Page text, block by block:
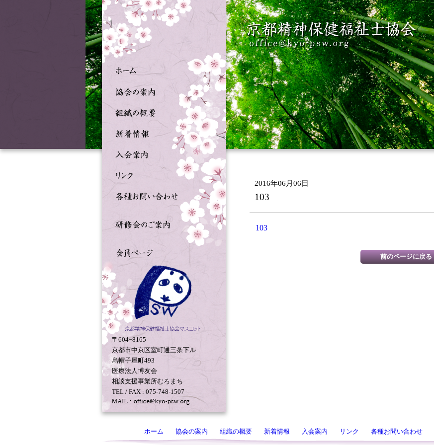
〒604−8165
京都市中京区室町通三条下ル
烏帽子屋町493
医療法人博友会
相談支援事業所むろまち
TEL / FAX : 075-748-1507
2016年06月06日
103
103
ホーム 協会の案内 組織の概要 新着情報 入会案内 リンク 各種お問い合わせ